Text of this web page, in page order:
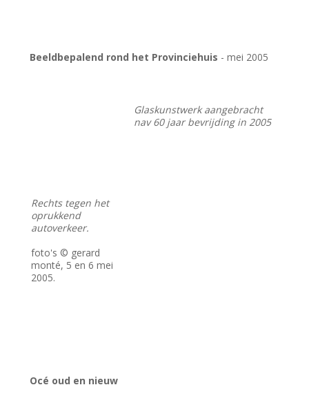
Beeldbepalend rond het Provinciehuis - mei 2005
Glaskunstwerk aangebracht
nav 60 jaar bevrijding in 2005
Rechts tegen het
oprukkend
autoverkeer.
foto's © gerard
monté, 5 en 6 mei
2005.
Océ oud en nieuw